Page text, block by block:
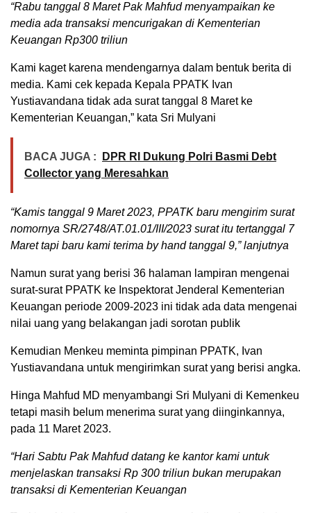
“Rabu tanggal 8 Maret Pak Mahfud menyampaikan ke
media ada transaksi mencurigakan di Kementerian
Keuangan Rp300 triliun
Kami kaget karena mendengarnya dalam bentuk berita di
media. Kami cek kepada Kepala PPATK Ivan
Yustiavandana tidak ada surat tanggal 8 Maret ke
Kementerian Keuangan,” kata Sri Mulyani
BACA JUGA :
DPR RI Dukung Polri Basmi Debt
Collector yang Meresahkan
“Kamis tanggal 9 Maret 2023, PPATK baru mengirim surat
nomornya SR/2748/AT.01.01/III/2023 surat itu tertanggal 7
Maret tapi baru kami terima by hand tanggal 9,” lanjutnya
Namun surat yang berisi 36 halaman lampiran mengenai
surat-surat PPATK ke Inspektorat Jenderal Kementerian
Keuangan periode 2009-2023 ini tidak ada data mengenai
nilai uang yang belakangan jadi sorotan publik
Kemudian Menkeu meminta pimpinan PPATK, Ivan
Yustiavandana untuk mengirimkan surat yang berisi angka.
Hinga Mahfud MD menyambangi Sri Mulyani di Kemenkeu
tetapi masih belum menerima surat yang diinginkannya,
pada 11 Maret 2023.
“Hari Sabtu Pak Mahfud datang ke kantor kami untuk
menjelaskan transaksi Rp 300 triliun bukan merupakan
transaksi di Kementerian Keuangan